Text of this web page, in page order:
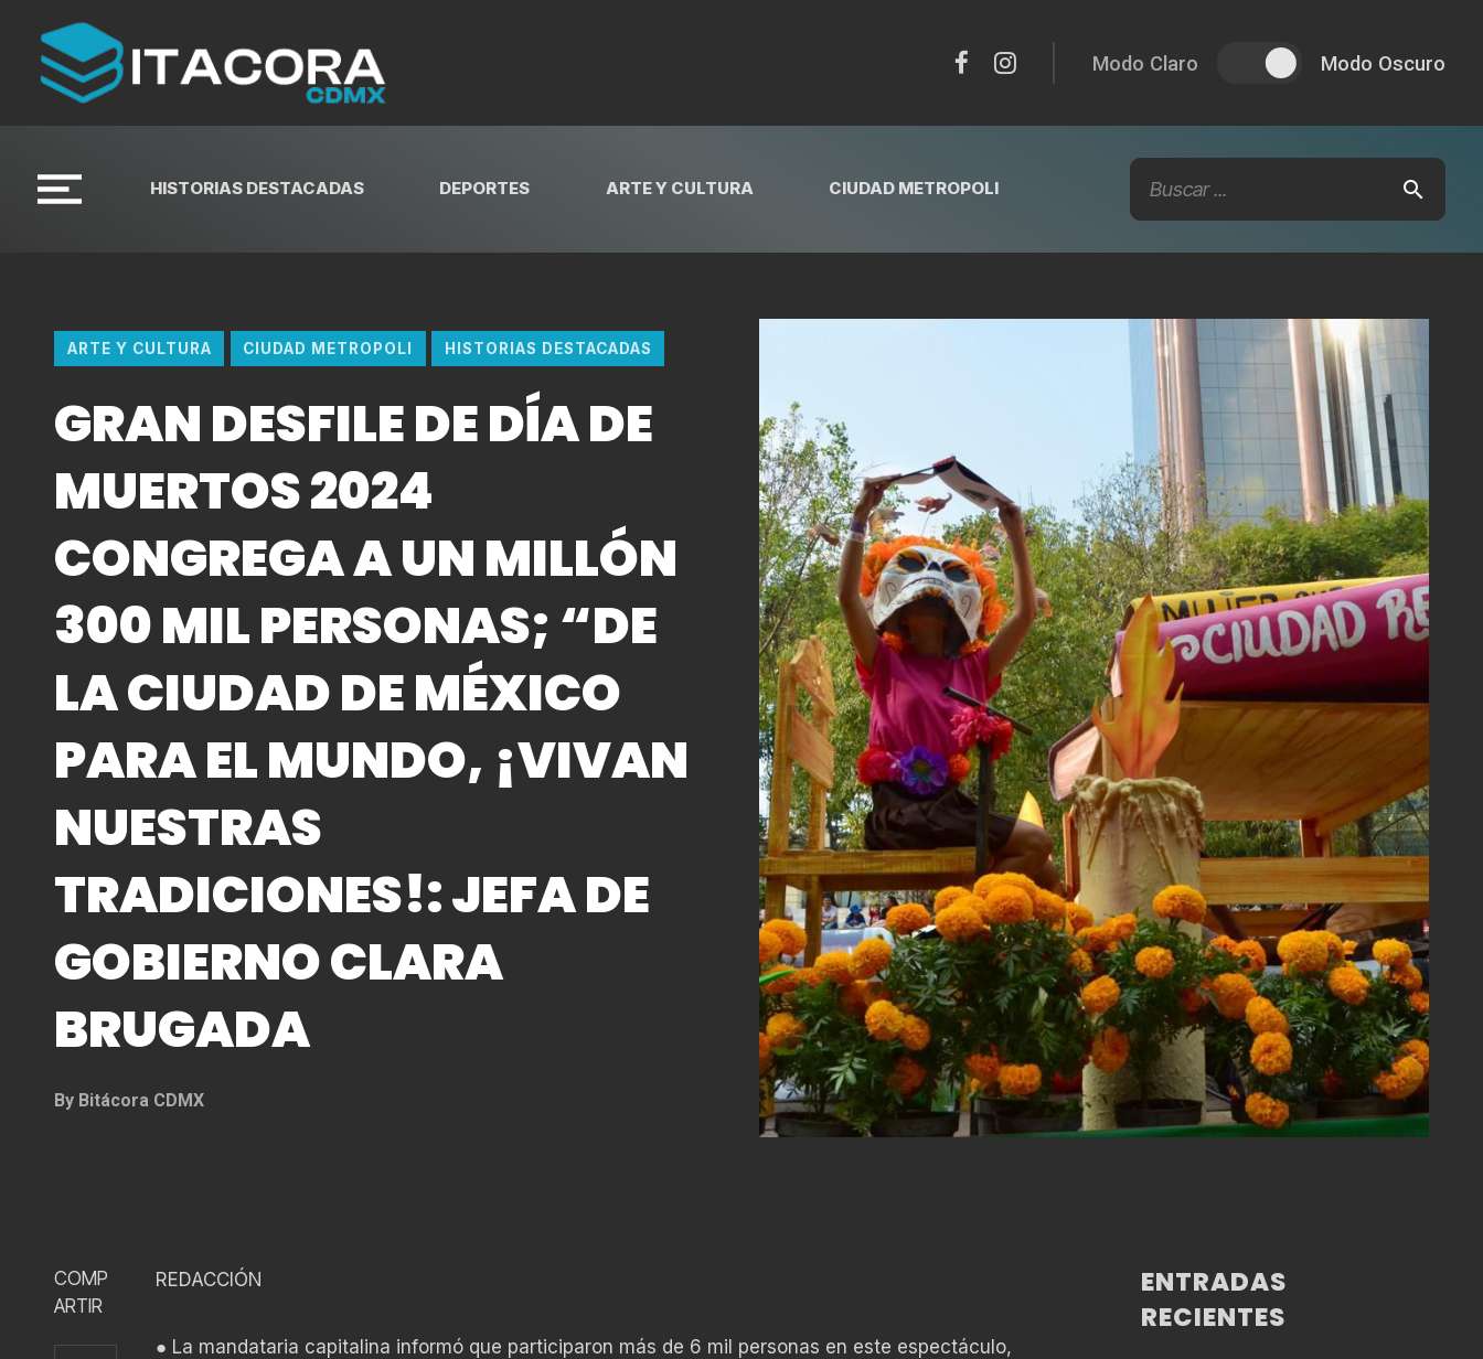
Modo Claro Modo Oscuro
HISTORIAS DESTACADAS DEPORTES ARTE Y CULTURA CIUDAD METROPOLI
ARTE Y CULTURA CIUDAD METROPOLI HISTORIAS DESTACADAS
GRAN DESFILE DE DÍA DE
MUERTOS 2024
CONGREGA A UN MILLÓN
300 MIL PERSONAS; “DE
LA CIUDAD DE MÉXICO
PARA EL MUNDO, ¡VIVAN
NUESTRAS
TRADICIONES!: JEFA DE
GOBIERNO CLARA
BRUGADA
By Bitácora CDMX
COMP
ARTIR
REDACCIÓN
● La mandataria capitalina informó que participaron más de 6 mil personas en este espectáculo,
ENTRADAS
RECIENTES